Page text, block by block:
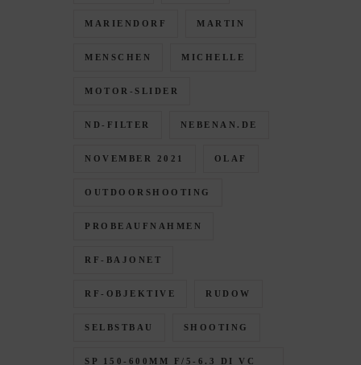
MARIENDORF MARTIN
MENSCHEN MICHELLE
MOTOR-SLIDER
ND-FILTER NEBENAN.DE
NOVEMBER 2021 OLAF
OUTDOORSHOOTING
PROBEAUFNAHMEN
RF-BAJONET
RF-OBJEKTIVE RUDOW
SELBSTBAU SHOOTING
SP 150-600MM F/5-6.3 DI VC